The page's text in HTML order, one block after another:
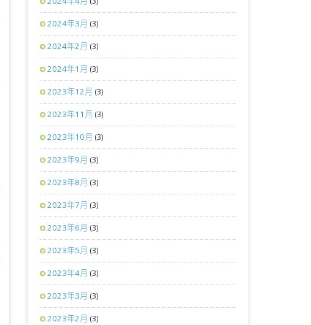
2024年3月 (3)
2024年2月 (3)
2024年1月 (3)
2023年12月 (3)
2023年11月 (3)
2023年10月 (3)
2023年9月 (3)
2023年8月 (3)
2023年7月 (3)
2023年6月 (3)
2023年5月 (3)
2023年4月 (3)
2023年3月 (3)
2023年2月 (3)